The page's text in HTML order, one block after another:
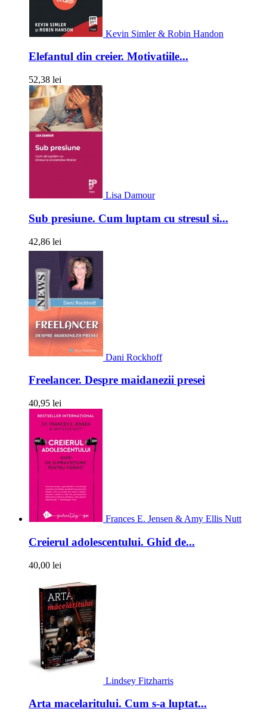
Kevin Simler & Robin Handon
Elefantul din creier. Motivatiile...
52,38 lei
Lisa Damour
Sub presiune. Cum luptam cu stresul si...
42,86 lei
Dani Rockhoff
Freelancer. Despre maidanezii presei
40,95 lei
Frances E. Jensen & Amy Ellis Nutt
Creierul adolescentului. Ghid de...
40,00 lei
Lindsey Fitzharris
Arta macelaritului. Cum s-a luptat...